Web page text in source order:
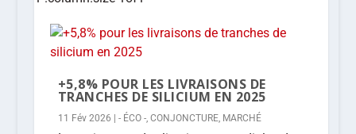
+5,8% POUR LES LIVRAISONS DE
TRANCHES DE SILICIUM EN 2025
11 Fév 2026 - ÉCO -, CONJONCTURE, MARCHÉ